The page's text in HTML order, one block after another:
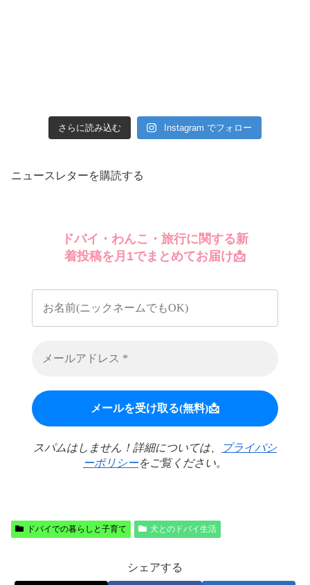
さらに読み込む Instagram でフォロー
ニュースレターを購読する
ドバイ・わんこ・旅行に関する新
着投稿を月1でまとめてお届け📩
スパムはしません！詳細については、
プライバシ
ーポリシーをご覧ください。
ドバイでの暮らしと子育て 犬とのドバイ生活
シェアする